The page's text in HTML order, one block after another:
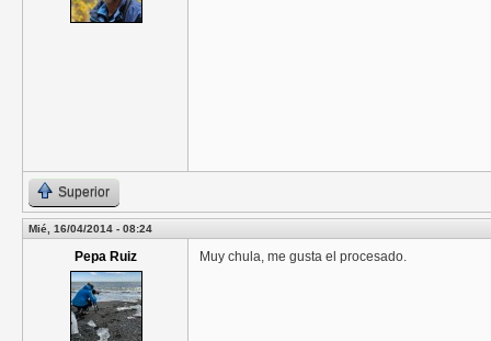
Superior
Mié, 16/04/2014 - 08:24
Pepa Ruiz Muy chula, me gusta el procesado.